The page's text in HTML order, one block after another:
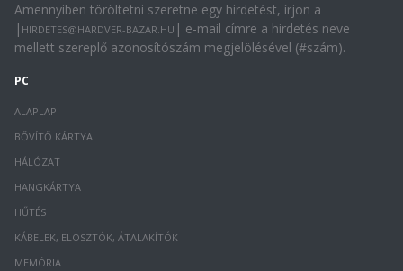
Amennyiben töröltetni szeretne egy hirdetést, írjon a
| HIRDETES@HARDVER-BAZAR.HU | e-mail címre a hirdetés neve
mellett szereplő azonosítószám megjelölésével (#szám).
PC
ALAPLAP
BŐVÍTŐ KÁRTYA
HÁLÓZAT
HANGKÁRTYA
HŰTÉS
KÁBELEK, ELOSZTÓK, ÁTALAKÍTÓK
MEMÓRIA